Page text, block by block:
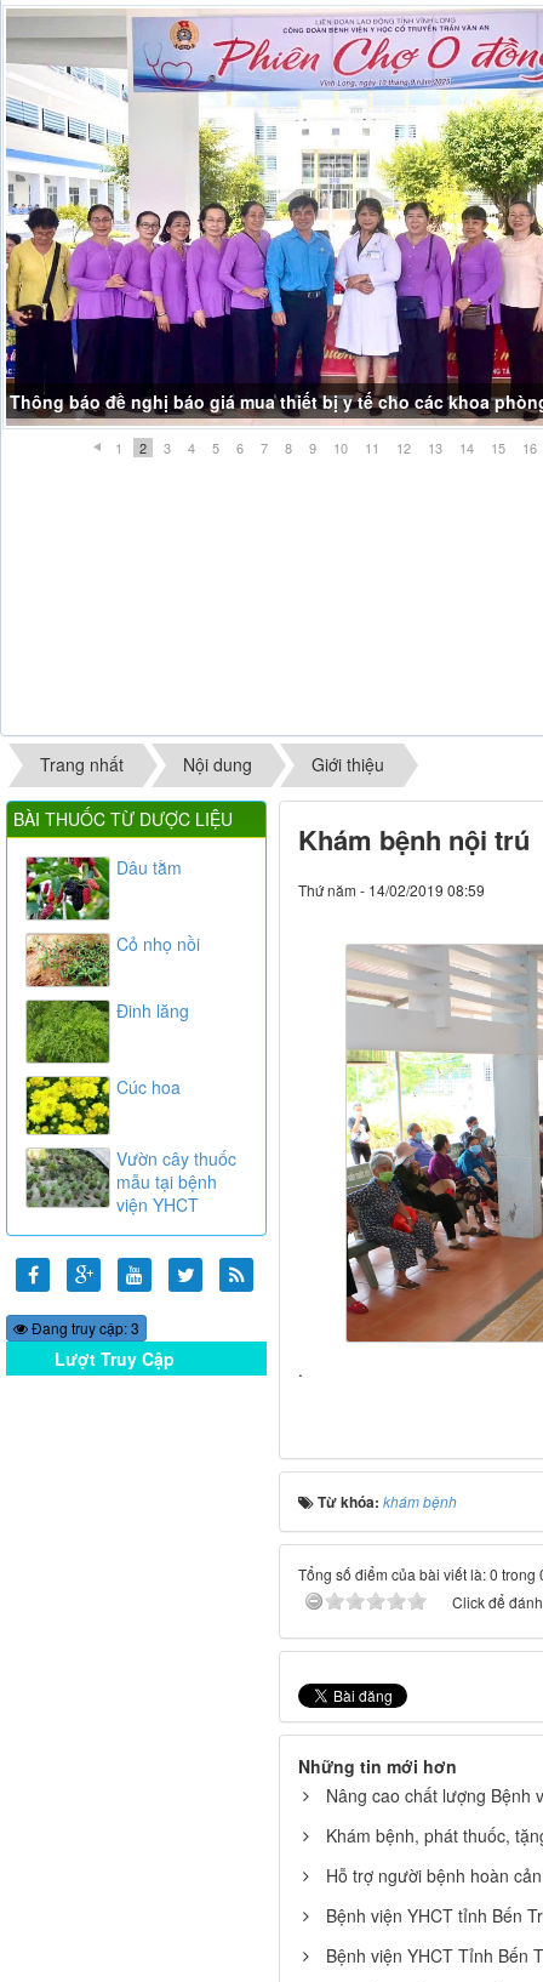
Thông báo đề nghị báo giá mua thiết bị y tế cho các khoa
1 2 3 4 5 6 7 8 9 10 11 12 13 14 15 16
Trang nhất Nội dung Giới thiệu
Khám bệnh nội trú
Thứ năm - 14/02/2019 08:59
.
Từ khóa: khám bệnh
Tổng số điểm của bài viết là: 0 trong
Click để
Những tin mới hơn
Nâng cao chất lượng Bệnh
Khám bệnh, phát thuốc,
Hỗ trợ người bệnh hoàn
Bệnh viện YHCT tỉnh Bến
Bệnh viện YHCT Tỉnh Bến
BÀI THUỐC TỪ DƯỢC LIỆU
Dâu tằm
Cỏ nhọ nồi
Đinh lăng
Cúc hoa
Vườn cây thuốc
mẫu tại bệnh
viện YHCT
Đang truy cập: 3
Lượt Truy Cập
Online